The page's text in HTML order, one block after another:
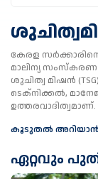
കേരള
മാലിന്യ സംസ്കരണ
ശുചിത്വ മിഷൻ
ടെക്നിക്കൽ,
ഉത്തരവാദിത്വമാണ്.
കൂടുതൽ അറിയാൻ
ഏറ്റവും